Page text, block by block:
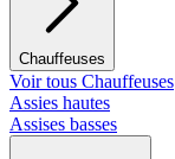
Chauffeuses
Voir tous Chauffeuses
Assies hautes
Assises basses